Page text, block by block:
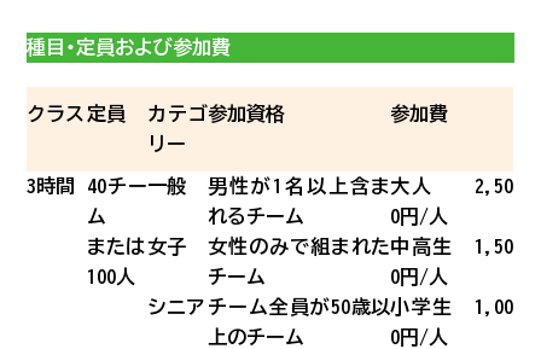
#定食
#ツーリング
種目・定員および参加費
クラス 定員
カテゴ
リー
参加資格 参加費
3時間
40チー
ム
または
100人
一般
男性が1名以上含ま
れるチーム
大人 2,50
0円/人
中高生 1,50
0円/人
小学生 1,00
0円/人
女子
女性のみで組まれた
チーム
シニア チーム全員が50歳以
上のチーム